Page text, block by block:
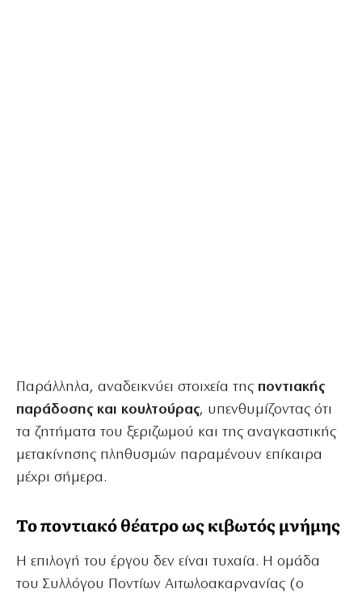
Παράλληλα, αναδεικνύει στοιχεία της ποντιακής
παράδοσης και κουλτούρας, υπενθυμίζοντας ότι
τα ζητήματα του ξεριζωμού και της αναγκαστικής
μετακίνησης πληθυσμών παραμένουν επίκαιρα
μέχρι σήμερα.
Το ποντιακό θέατρο ως κιβωτός μνήμης
Η επιλογή του έργου δεν είναι τυχαία. Η ομάδα
του Συλλόγου Ποντίων Αιτωλοακαρνανίας (ο